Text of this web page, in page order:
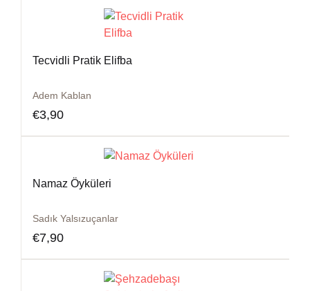
Tecvidli Pratik Elifba
Adem Kablan
€3,90
Namaz Öyküleri
Sadık Yalsızuçanlar
€7,90